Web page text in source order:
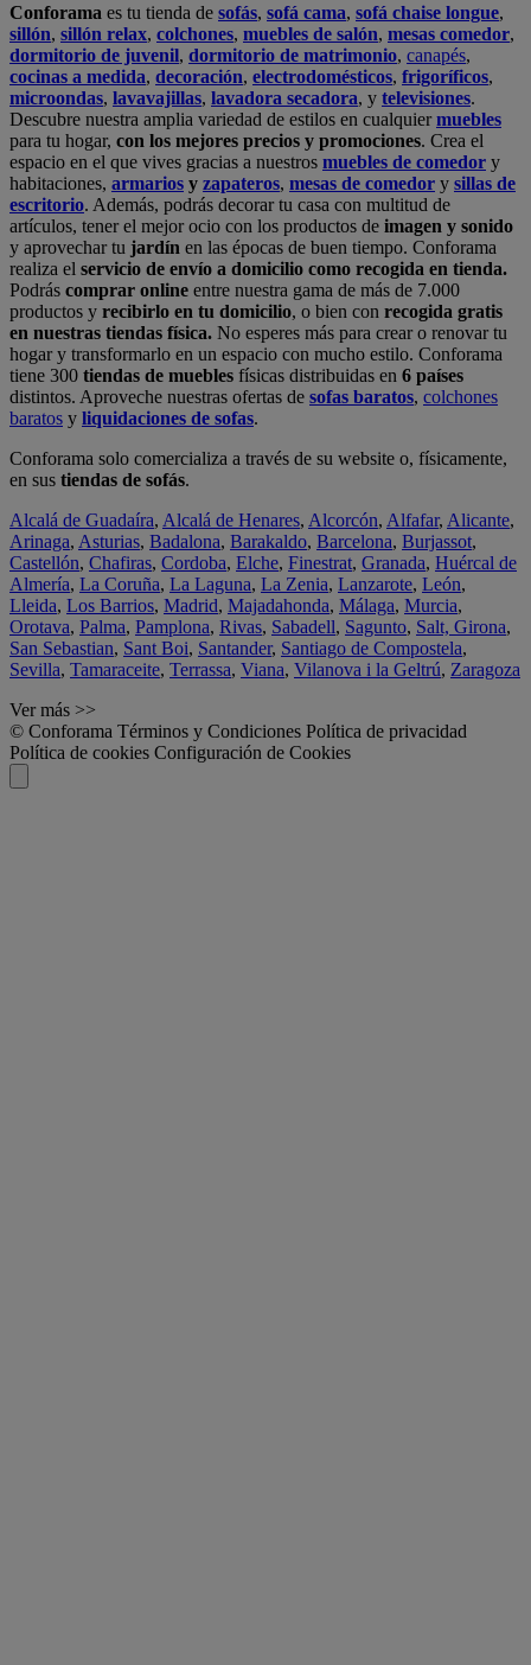
Conforama es tu tienda de sofás, sofá cama, sofá chaise longue,
sillón, sillón relax, colchones, muebles de salón, mesas comedor,
dormitorio de juvenil, dormitorio de matrimonio, canapés,
cocinas a medida, decoración, electrodomésticos, frigoríficos,
microondas, lavavajillas, lavadora secadora, y televisiones.
Descubre nuestra amplia variedad de estilos en cualquiermuebles
para tu hogar, con los mejores precios y promociones. Crea el
espacio en el que vives gracias a nuestros muebles de comedor y
habitaciones, armarios y zapateros, mesas de comedor y sillas de
escritorio. Además, podrás decorar tu casa con multitud de
artículos, tener el mejor ocio con los productos de imagen y sonido
y aprovechar tu jardín en las épocas de buen tiempo. Conforama
realiza el servicio de envío a domicilio como recogida en tienda.
Podrás comprar online entre nuestra gama de más de 7.000
productos y recibirlo en tu domicilio, o bien con recogida gratis
en nuestras tiendas física. No esperes más para crear o renovar tu
hogar y transformarlo en un espacio con mucho estilo. Conforama
tiene 300 tiendas de muebles físicas distribuidas en 6 países
distintos. Aproveche nuestras ofertas de sofas baratos, colchones
baratos y liquidaciones de sofas.
Conforama solo comercializa a través de su website o, físicamente,
en sus tiendas de sofás.
Alcalá de Guadaíra, Alcalá de Henares, Alcorcón, Alfafar, Alicante,
Arinaga, Asturias, Badalona, Barakaldo, Barcelona, Burjassot,
Castellón, Chafiras, Cordoba, Elche, Finestrat, Granada, Huércal de
Almería, La Coruña, La Laguna, La Zenia, Lanzarote, León,
Lleida, Los Barrios, Madrid, Majadahonda, Málaga, Murcia,
Orotava, Palma, Pamplona, Rivas, Sabadell, Sagunto, Salt, Girona,
San Sebastian, Sant Boi, Santander, Santiago de Compostela,
Sevilla, Tamaraceite, Terrassa, Viana, Vilanova i la Geltrú, Zaragoza
Ver más >>
© Conforama Términos y Condiciones Política de privacidad
Política de cookies Configuración de Cookies